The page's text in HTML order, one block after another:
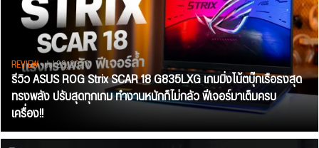
REVIEW• Jul 28, 2026
รีวิว ASUS ROG Strix SCAR 18 G835LXG เกมมิ่งโน้ตบุ๊กเรือธงสุด
ทรงพลัง ปรับสุดทุกเกม ทำงานหนักก็ไม่กลัว ฟีเจอร์มาเต็มครบ
เครื่อง!!